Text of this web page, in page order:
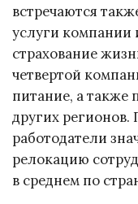
встречаются
услуги компании
страхование
четвертой
питание, а также
других
работодатели
релокацию
в среднем по